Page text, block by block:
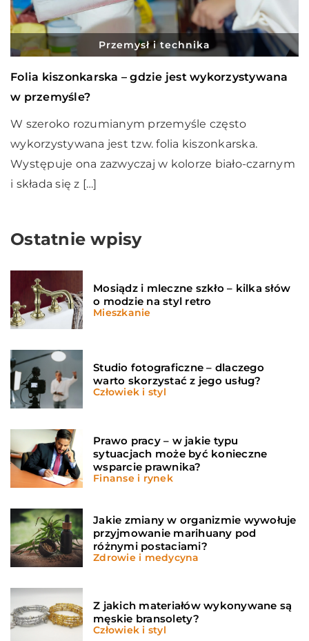
Przemysł i technika
Folia kiszonkarska – gdzie jest wykorzystywana
w przemyśle?
W szeroko rozumianym przemyśle często
wykorzystywana jest tzw. folia kiszonkarska.
Występuje ona zazwyczaj w kolorze biało-czarnym
i składa się z […]
Ostatnie wpisy
Mosiądz i mleczne szkło – kilka słów
o modzie na styl retro
Mieszkanie
Studio fotograficzne – dlaczego
warto skorzystać z jego usług?
Człowiek i styl
Prawo pracy – w jakie typu
sytuacjach może być konieczne
wsparcie prawnika?
Finanse i rynek
Jakie zmiany w organizmie wywołuje
przyjmowanie marihuany pod
różnymi postaciami?
Zdrowie i medycyna
Z jakich materiałów wykonywane są
męskie bransolety?
Człowiek i styl